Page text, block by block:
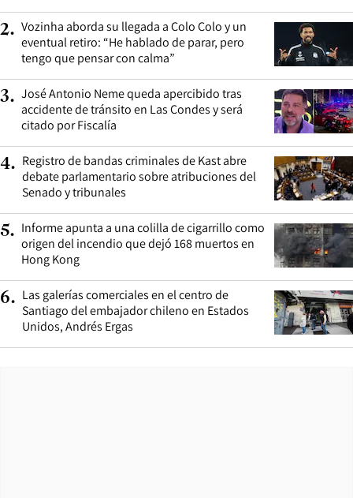
2. Vozinha aborda su llegada a Colo Colo y un
eventual retiro: “He hablado de parar, pero
tengo que pensar con calma”
3. José Antonio Neme queda apercibido tras
accidente de tránsito en Las Condes y será
citado por Fiscalía
4. Registro de bandas criminales de Kast abre
debate parlamentario sobre atribuciones del
Senado y tribunales
5. Informe apunta a una colilla de cigarrillo como
origen del incendio que dejó 168 muertos en
Hong Kong
6. Las galerías comerciales en el centro de
Santiago del embajador chileno en Estados
Unidos, Andrés Ergas